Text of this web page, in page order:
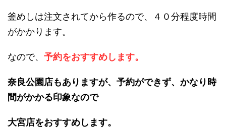
釜めしは注文されてから作るので、４０分程度時間
がかかります。
なので、 予約をおすすめします。
奈良公園店もありますが、予約ができず、かなり時
間がかかる印象なので
大宮店をおすすめします。